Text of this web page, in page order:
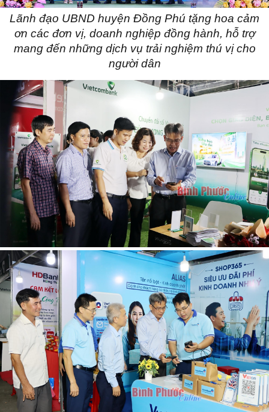
Lãnh đạo UBND huyện Đồng Phú tặng hoa cảm
ơn các đơn vị, doanh nghiệp đồng hành, hỗ trợ
mang đến những dịch vụ trải nghiệm thú vị cho
người dân